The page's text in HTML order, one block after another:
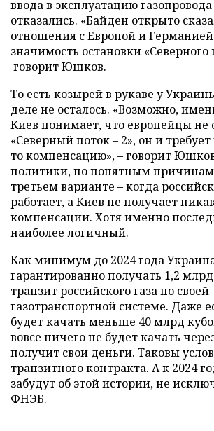
ввода в эксплуатацию
отказались. «Байден открыто
отношения с Европой и
значимость остановки «Северного
говорит Юшков.
То есть козырей в рукаве у
деле не осталось. «Возможно,
Киев понимает, что европейцы не
«Северный поток – 2», он и
то компенсацию», – говорит
политики, по понятным
третьем варианте – когда
работает, а Киев не получает
компенсации. Хотя именно
наиболее логичный.
Как минимум до 2024 года
гарантированно получать 1,2 млрд
транзит российского газа по своей
газотранспортной системе. Даже
будет качать меньше 40 млрд
вовсе ничего не будет качать
получит свои деньги. Таковы
транзитного контракта. А к 2024
забудут об этой истории, не
ФНЭБ.